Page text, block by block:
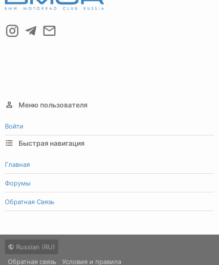
Меню пользователя
Войти
Быстрая навигация
Главная
Форумы
Обратная Связь
Russian (RU)
Обратная связь
Условия и правила